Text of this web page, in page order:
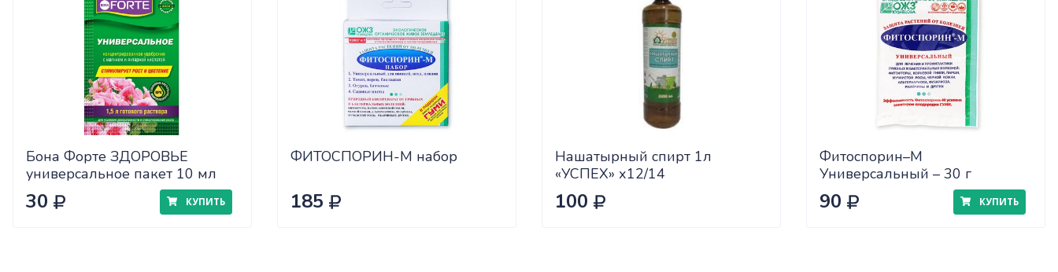
Бона Форте ЗДОРОВЬЕ
универсальное пакет 10 мл
30 КУПИТЬ
ФИТОСПОРИН-М набор
185
Нашатырный спирт 1л
«УСПЕХ» х12/14
100
Фитоспорин–М
Универсальный – 30 г
90 КУПИТЬ